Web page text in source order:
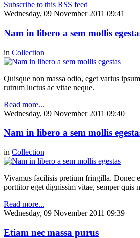
Subscribe to this RSS feed
Wednesday, 09 November 2011 09:41
Nam in libero a sem mollis
in Collection
Quisque non massa odio, eget varius
rutrum luctus ac vitae neque.
Read more...
Wednesday, 09 November 2011 09:40
Nam in libero a sem mollis
in Collection
Vivamus facilisis pretium fringilla. Donec
porttitor eget dignissim vitae, semper quis
Read more...
Wednesday, 09 November 2011 09:39
Etiam nec massa purus